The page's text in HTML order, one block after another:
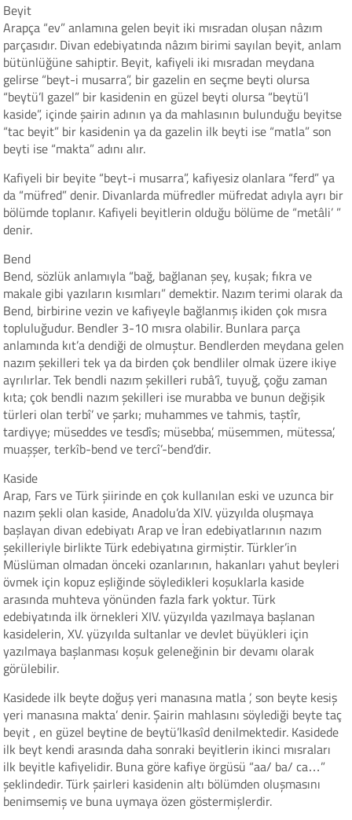
Beyit
Arapça “ev” anlamına gelen beyit iki mısradan oluşan nâzım
parçasıdır. Divan edebiyatında nâzım birimi sayılan beyit, anlam
bütünlüğüne sahiptir. Beyit, kafiyeli iki mısradan meydana
gelirse “beyt-i musarra”, bir gazelin en seçme beyti olursa
“beytü’l gazel” bir kasidenin en güzel beyti olursa “beytü’l
kaside”, içinde şairin adının ya da mahlasının bulunduğu beyitse
“tac beyit” bir kasidenin ya da gazelin ilk beyti ise “matla” son
beyti ise “makta” adını alır.
Kafiyeli bir beyite “beyt-i musarra”, kafiyesiz olanlara “ferd” ya
da “müfred” denir. Divanlarda müfredler müfredat adıyla ayrı bir
bölümde toplanır. Kafiyeli beyitlerin olduğu bölüme de “metâli’ ”
denir.
Bend
Bend, sözlük anlamıyla “bağ, bağlanan şey, kuşak; fıkra ve
makale gibi yazıların kısımları” demektir. Nazım terimi olarak da
Bend, birbirine vezin ve kafiyeyle bağlanmış ikiden çok mısra
topluluğudur. Bendler 3-10 mısra olabilir. Bunlara parça
anlamında kıt’a dendiği de olmuştur. Bendlerden meydana gelen
nazım şekilleri tek ya da birden çok bendliler olmak üzere ikiye
ayrılırlar. Tek bendli nazım şekilleri rubâ’î, tuyuğ, çoğu zaman
kıta; çok bendli nazım şekilleri ise murabba ve bunun değişik
türleri olan terbî’ ve şarkı; muhammes ve tahmis, taştîr,
tardiyye; müseddes ve tesdîs; müsebba’, müsemmen, mütessa’,
muaşşer, terkîb-bend ve tercî’-bend’dir.
Kaside
Arap, Fars ve Türk şiirinde en çok kullanılan eski ve uzunca bir
nazım şekli olan kaside, Anadolu’da XIV. yüzyılda oluşmaya
başlayan divan edebiyatı Arap ve İran edebiyatlarının nazım
şekilleriyle birlikte Türk edebiyatına girmiştir. Türkler’in
Müslüman olmadan önceki ozanlarının, hakanları yahut beyleri
övmek için kopuz eşliğinde söyledikleri koşuklarla kaside
arasında muhteva yönünden fazla fark yoktur. Türk
edebiyatında ilk örnekleri XIV. yüzyılda yazılmaya başlanan
kasidelerin, XV. yüzyılda sultanlar ve devlet büyükleri için
yazılmaya başlanması koşuk geleneğinin bir devamı olarak
görülebilir.
Kasidede ilk beyte doğuş yeri manasına matla ’, son beyte kesiş
yeri manasına makta’ denir. Şairin mahlasını söylediği beyte taç
beyit , en güzel beytine de beytü’lkasîd denilmektedir. Kasidede
ilk beyt kendi arasında daha sonraki beyitlerin ikinci mısraları
ilk beyitle kafiyelidir. Buna göre kafiye örgüsü “aa/ ba/ ca…”
şeklindedir. Türk şairleri kasidenin altı bölümden oluşmasını
benimsemiş ve buna uymaya özen göstermişlerdir.